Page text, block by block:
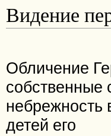
Видение
Обличение
собственные
небрежность
детей его